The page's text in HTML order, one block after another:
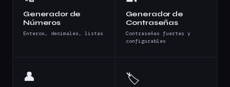
Generador de
Números
Enteros, decimales, listas
Generador de
Contraseñas
Contraseñas fuertes y
configurables
👤 🏷️